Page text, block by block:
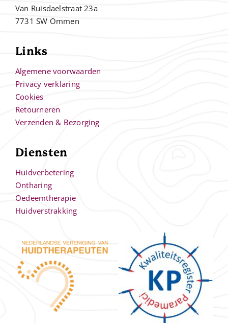
Van Ruisdaelstraat 23a
7731 SW Ommen
Links
Algemene voorwaarden
Privacy verklaring
Cookies
Retourneren
Verzenden & Bezorging
Diensten
Huidverbetering
Ontharing
Oedeemtherapie
Huidverstrakking